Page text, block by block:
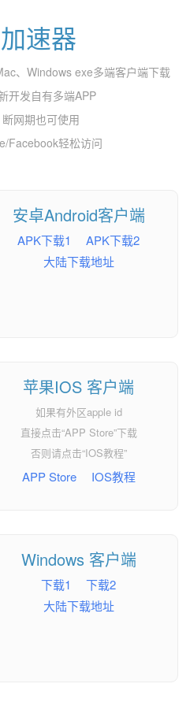
速器
、Windows exe多端客户端下载
开发自有多端APP
网期也可使用
Facebook轻松访问
安卓Android客户端
APK下载1
APK下载2
大陆下载地址
苹果IOS 客户端
如果有外区apple id
直接点击“APP Store”下载
否则请点击“IOS教程”
APP Store IOS教程
Windows 客户端
下载1
下载2
大陆下载地址